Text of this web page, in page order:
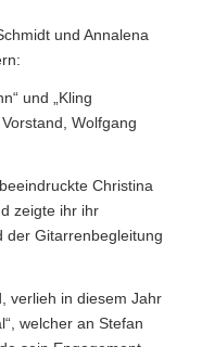
und Annalena
und „Kling
Wolfgang
Christina
zeigte ihr ihr
der Gitarrenbegleitung
verlieh in diesem Jahr
welcher an Stefan